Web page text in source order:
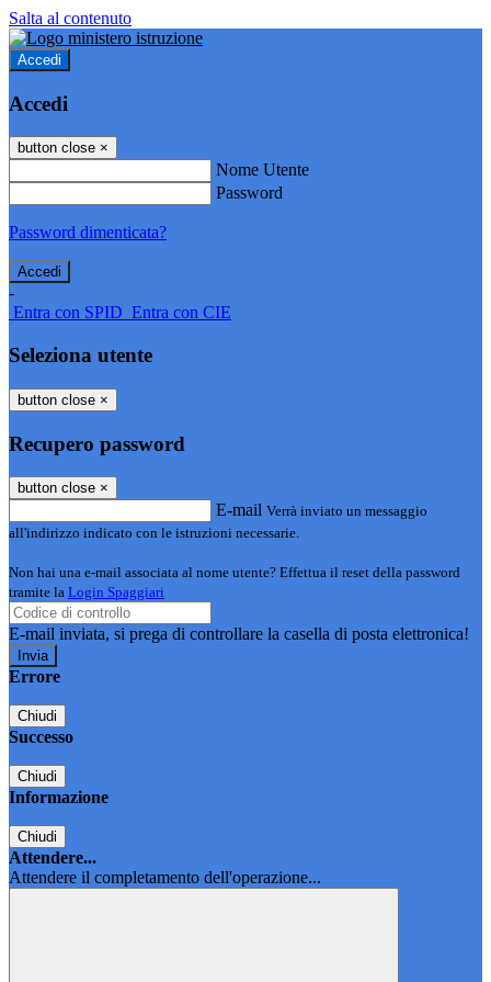
Salta al contenuto
Accedi
Accedi
button close ×
Nome Utente
Password
Password dimenticata?
-
Entra con SPID Entra con CIE
Seleziona utente
button close ×
Recupero password
button close ×
E-mail Verrà inviato un messaggio
all'indirizzo indicato con le istruzioni necessarie.
Non hai una e-mail associata al nome utente? Effettua il reset della password
tramite la Login Spaggiari
E-mail inviata, si prega di controllare la casella di posta elettronica!
Errore
Chiudi
Successo
Chiudi
Informazione
Chiudi
Attendere...
Attendere il completamento dell'operazione...